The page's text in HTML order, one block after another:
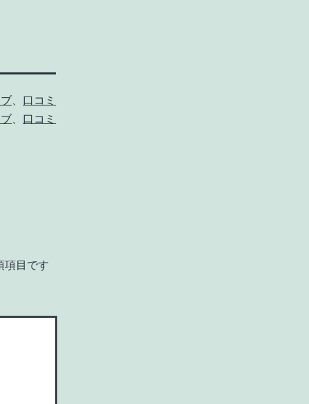
口コミ
口コミ
項目です